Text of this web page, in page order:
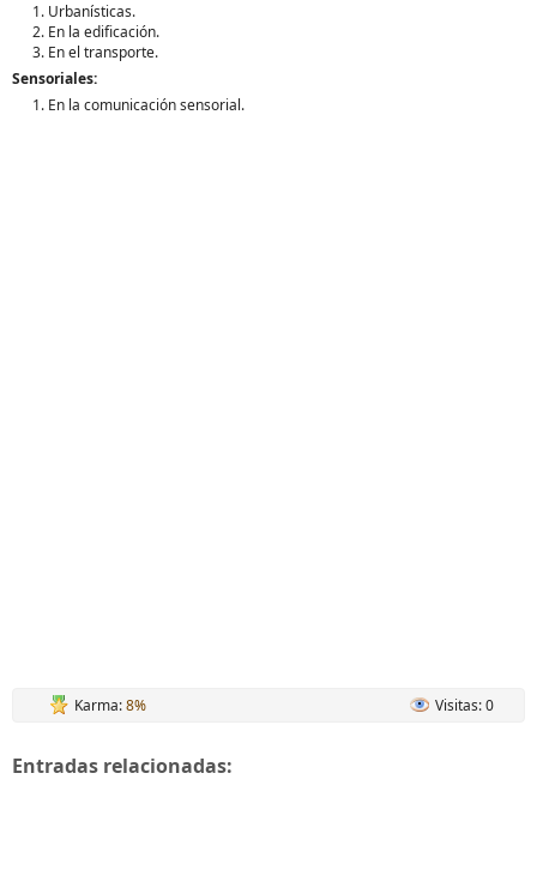
Urbanísticas.
En la edificación.
En el transporte.
Sensoriales:
En la comunicación sensorial.
Karma:8% Visitas: 0
Entradas relacionadas: